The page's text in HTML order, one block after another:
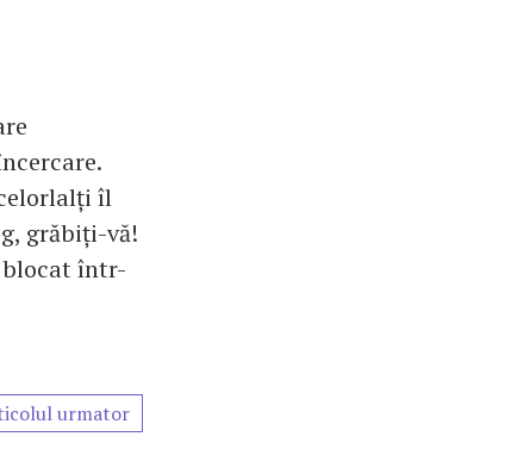
îl
grăbiți-vă!
blocat într-
urmator